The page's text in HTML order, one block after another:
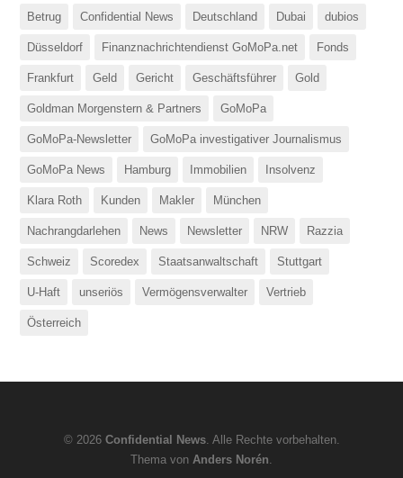
Betrug Confidential News Deutschland Dubai dubios
Düsseldorf Finanznachrichtendienst GoMoPa.net Fonds
Frankfurt Geld Gericht Geschäftsführer Gold
Goldman Morgenstern & Partners GoMoPa
GoMoPa-Newsletter GoMoPa investigativer Journalismus
GoMoPa News Hamburg Immobilien Insolvenz
Klara Roth Kunden Makler München
Nachrangdarlehen News Newsletter NRW Razzia
Schweiz Scoredex Staatsanwaltschaft Stuttgart
U-Haft unseriös Vermögensverwalter Vertrieb
Österreich
© 2026 Confidential News. Alle Rechte vorbehalten.
Thema von Anders Norén.